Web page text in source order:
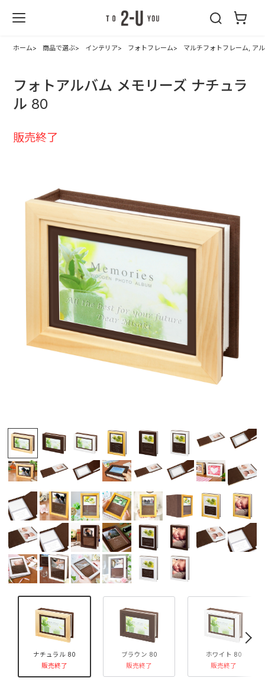
ホーム 商品で選ぶ インテリア フォトフレーム マルチフォトフレーム, ア
フォトアルバム メモリーズ ナチュラ
ル 80
販売終了
ナチュラル 80
販売終了
ブラウン 80
販売終了
ホワイト 80
販売終了